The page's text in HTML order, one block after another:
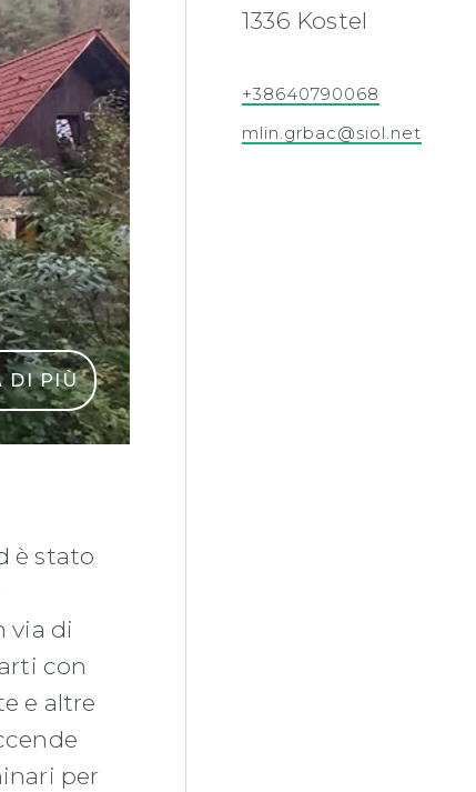
DI PIÙ
è stato
via di
con
e altre
per
1336 Kostel
+38640790068
mlin.grbac@siol.net